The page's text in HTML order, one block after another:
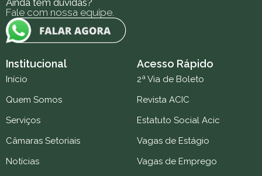
Ainda tem dúvidas?
Fale com nossa equipe.
Institucional
Início
Quem Somos
Serviços
Câmaras Setoriais
Notícias
Acesso Rápido
2ª Via de Boleto
Revista ACIC
Estatuto Social Acic
Vagas de Estágio
Vagas de Emprego